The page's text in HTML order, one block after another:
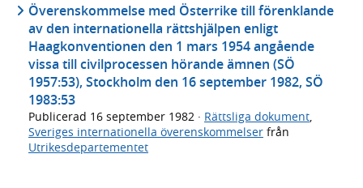
Överenskommelse med Österrike till förenklande
av den internationella rättshjälpen enligt
Haagkonventionen den 1 mars 1954 angående
vissa till civilprocessen hörande ämnen (SÖ
1957:53), Stockholm den 16 september 1982, SÖ
1983:53
Publicerad 16 september 1982 · Rättsliga dokument
Sveriges internationella överenskommelser från
Utrikesdepartementet